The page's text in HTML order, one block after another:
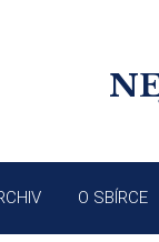
O SBÍRCE